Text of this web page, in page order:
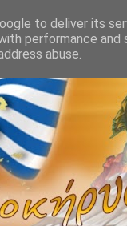
to deliver its
performance
abuse.